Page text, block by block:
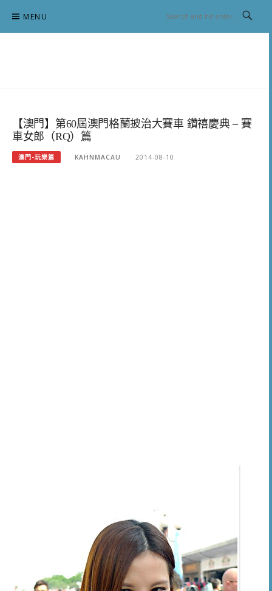
content
MENU
【澳門】第60屆澳門格蘭披治大賽車 鑽禧慶典 – 賽
車女郎（RQ）篇
澳門-玩樂篇 KAHNMACAU 2014-08-10